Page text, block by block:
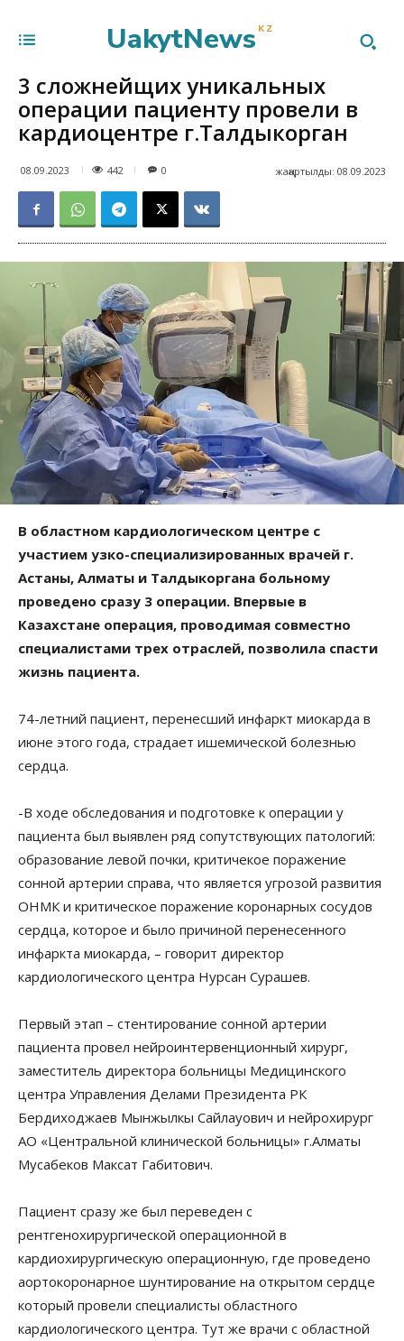
UakytNews KZ
3 сложнейщих уникальных
операции пациенту провели в
кардиоцентре г.Талдыкорган
08.09.2023 442 жаңартылды: 08.09.2023
0
В областном кардиологическом центре с
участием узко-специализированных врачей г.
Астаны, Алматы и Талдыкоргана больному
проведено сразу 3 операции. Впервые в
Казахстане операция, проводимая совместно
специалистами трех отраслей, позволила спасти
жизнь пациента.
74-летний пациент, перенесший инфаркт миокарда в
июне этого года, страдает ишемической болезнью
сердца.
-В ходе обследования и подготовке к операции у
пациента был выявлен ряд сопутствующих патологий:
образование левой почки, критичекое поражение
сонной артерии справа, что является угрозой развития
ОНМК и критическое поражение коронарных сосудов
сердца, которое и было причиной перенесенного
инфаркта миокарда, – говорит директор
кардиологического центра Нурсан Сурашев.
Первый этап – стентирование сонной артерии
пациента провел нейроинтервенционный хирург,
заместитель директора больницы Медицинского
центра Управления Делами Президента РК
Бердиходжаев Мынжылкы Сайлауович и нейрохирург
АО «Центральной клинической больницы» г.Алматы
Мусабеков Максат Габитович.
Пациент сразу же был переведен с
рентгенохирургической операционной в
кардиохирургическую операционную, где проведено
аортокоронарное шунтирование на открытом сердце
который провели специалисты областного
кардиологического центра. Тут же врачи с областной